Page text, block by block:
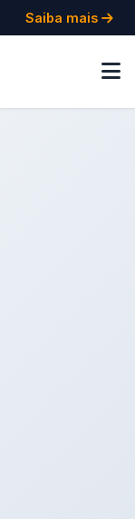
Saiba mais